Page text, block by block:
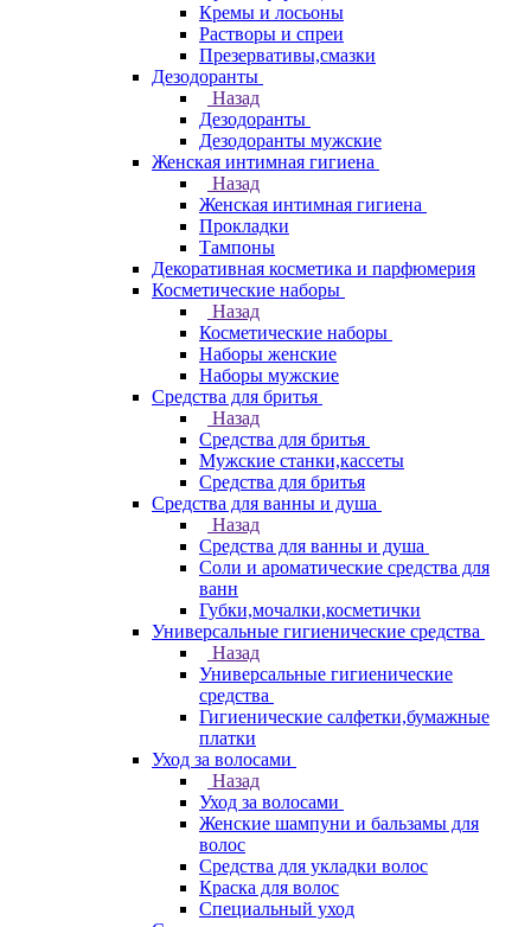
Кремы и лосьоны
Растворы и спреи
Презервативы,смазки
Дезодоранты
Назад
Дезодоранты
Дезодоранты мужские
Женская интимная гигиена
Назад
Женская интимная гигиена
Прокладки
Тампоны
Декоративная косметика и парфюмерия
Косметические наборы
Назад
Косметические наборы
Наборы женские
Наборы мужские
Средства для бритья
Назад
Средства для бритья
Мужские станки,кассеты
Средства для бритья
Средства для ванны и душа
Назад
Средства для ванны и душа
Соли и ароматические средства для
ванн
Губки,мочалки,косметички
Универсальные гигиенические средства
Назад
Универсальные гигиенические
средства
Гигиенические салфетки,бумажные
платки
Уход за волосами
Назад
Уход за волосами
Женские шампуни и бальзамы для
волос
Средства для укладки волос
Краска для волос
Специальный уход